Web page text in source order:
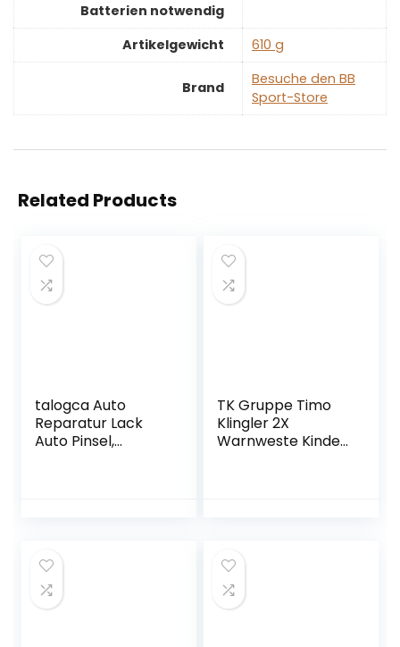
Batterien notwendig
Artikelgewicht
‎610 g
Brand
Besuche den BB
Sport-Store
Related Products
talogca Auto
Reparatur Lack
Auto Pinsel,
Reparaturwerkzeu
g, 4 Farben
Optional
TK Gruppe Timo
Klingler 2X
Warnweste Kinder
& Einschulung